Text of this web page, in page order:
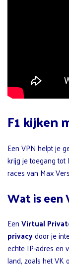
F1 kijken
Een VPN helpt je
krijg je toegang tot
races van Max
Wat is een
EenVirtual
privacydoor je
echte IP-adres en
land, zoals het VK